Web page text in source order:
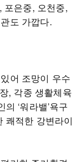
포은중, 오천중,
도 가깝다.
어 조망이 우수
, 각종 생활체육
‘워라밸’욕구
쾌적한 강변라이